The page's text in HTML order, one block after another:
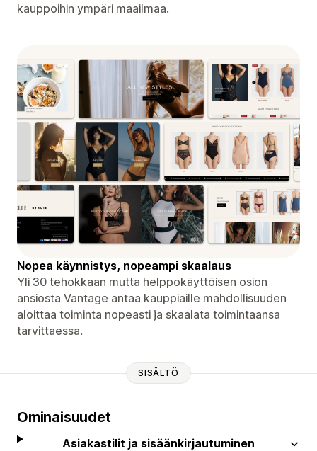
kauppoihin ympäri maailmaa.
Nopea käynnistys, nopeampi skaalaus
Yli 30 tehokkaan mutta helppokäyttöisen osion
ansiosta Vantage antaa kauppiaille mahdollisuuden
aloittaa toiminta nopeasti ja skaalata toimintaansa
tarvittaessa.
SISÄLTÖ
Ominaisuudet
Asiakastilit ja sisäänkirjautuminen